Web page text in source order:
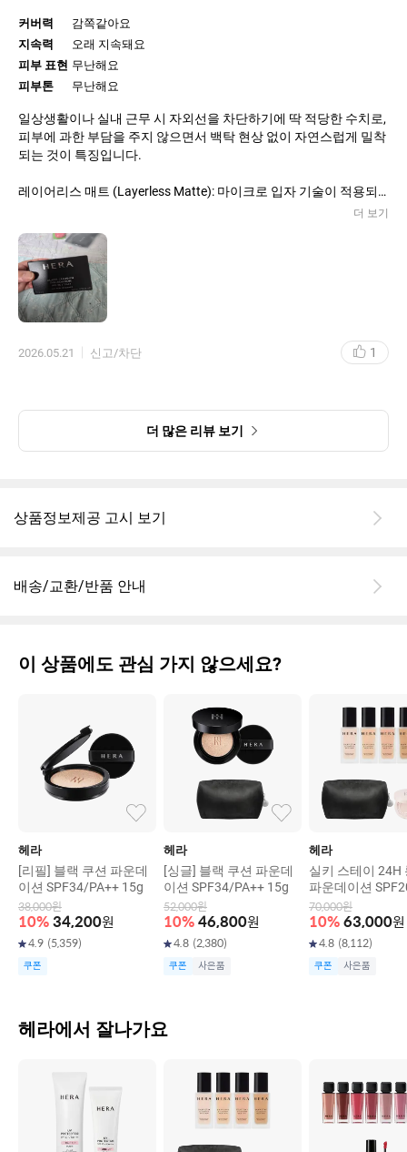
는 제품입니다.
포장 디자인도 매우 고급스러운 블랙 컬러로, 패키징 자체가 스타일
리시하며, 휴대하기 좋은 크기로 가방에 넣고 다니기에도 좋습니다.
를 수 있도록 돕습니다.
전반적으로 [듀오] NEW 블랙 쿠션 파운데이션 SPF34/
커버력
감쪽같아요
지속력
오래 지속돼요
피부 표현 무난해요
피부톤
무난해요
일상생활이나 실내 근무 시 자외선을 차단하기에 딱 적당한 수치로,
피부에 과한 부담을 주지 않으면서 백탁 현상 없이 자연스럽게 밀착
되는 것이 특징입니다.
​레이어리스 매트 (Layerless Matte): 마이크로 입자 기술이 적용되
어 두껍게 발리지 않고, 피부에 얇고 촘촘하게 밀착됩니다. 겉은 보
​강력한 커버력: 모공, 요철, 홍조, 잡티를 섬세하게 가려주어 별도의
컨실러 없이도 깨끗한 피부 바탕을 완성할 수 있습니다.
​다크닝 없는 24시간 지속력: 시간이 지나도 화장이 쉽게 무너지거나
유분에 지워지지 않으며, 처음 화장한 그대로 맑은 화사함이 오랜 시
간 유지됩니다. 다크닝(색상 칙칙해짐) 현상이 적은 것으로 유명합
​무너짐 방지 & 묻어남 최소화: 피부에 빠르게 픽싱되어 마스크나 옷
이런 분들께 추천합니다!
​피부 타입: 유분기가 많은 지성 피부나 T존은 번들거리고 U존은 건
​지속력 중시: 수정 화장을 자주 하기 귀찮거나, 아침 출근/등교 시 메
더 보기
2026.05.21 신고/차단 1
더 많은 리뷰 보기
상품정보제공 고시 보기
배송/교환/반품 안내
이 상품에도 관심 가지 않으세요?
헤라
[리필] 블랙 쿠션 파운데
이션 SPF34/PA++ 15g
38,000원
10% 34,200원
4.9 (5,359)
쿠폰
헤라
[싱글] 블랙 쿠션 파운데
이션 SPF34/PA++ 15g
52,000원
10% 46,800원
4.8 (2,380)
쿠폰 사은품
헤라
실키 스테이 24H
파운데이션
+ 30g
70,000원
10% 63,000원
4.8 (8,112)
쿠폰 사은품
헤라에서 잘나가요